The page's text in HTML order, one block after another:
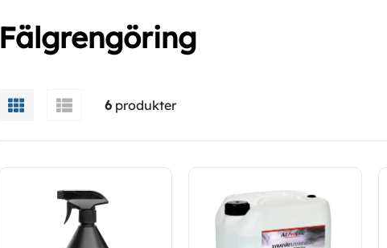
Fälgrengöring
6 produkter